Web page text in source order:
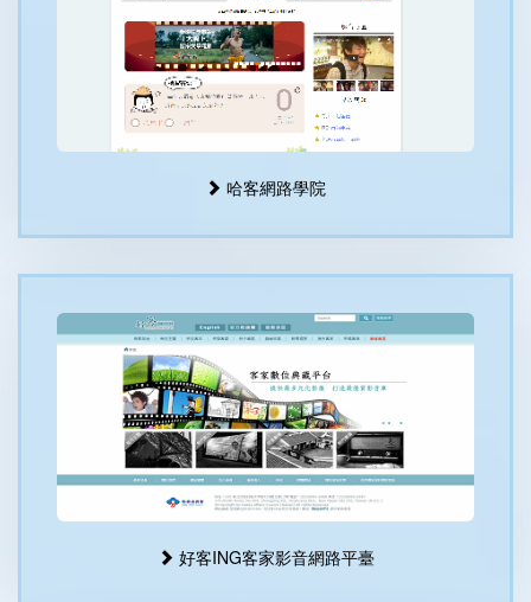
哈客網路學院
好客ING客家影音網路平臺